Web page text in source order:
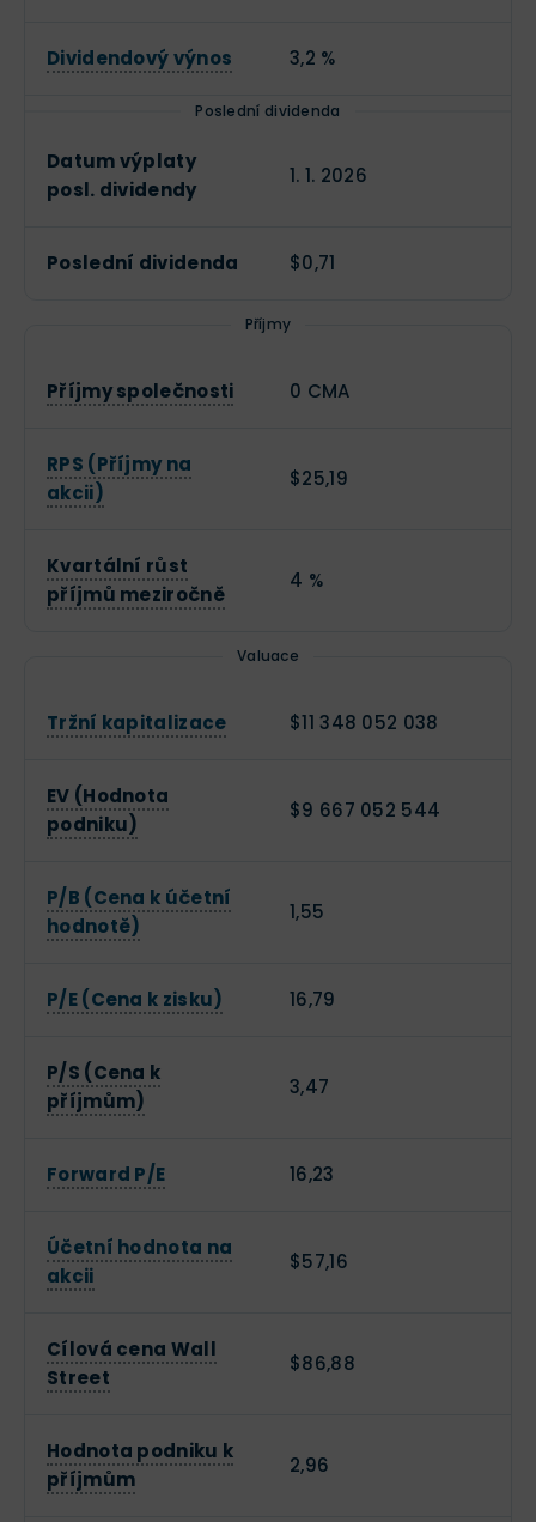
Dividendový výnos 3,2 %
Poslední dividenda
Datum výplaty
posl. dividendy
1. 1. 2026
Poslední dividenda $0,71
Příjmy
Příjmy společnosti 0 CMA
RPS (Příjmy na
akcii)
$25,19
Kvartální růst
příjmů meziročně
4 %
Valuace
Tržní kapitalizace $11 348 052 038
EV (Hodnota
podniku)
$9 667 052 544
P/B (Cena k účetní
hodnotě)
1,55
P/E (Cena k zisku) 16,79
P/S (Cena k
příjmům)
3,47
Forward P/E 16,23
Účetní hodnota na
akcii
$57,16
Cílová cena Wall
Street
$86,88
Hodnota podniku k
příjmům
2,96